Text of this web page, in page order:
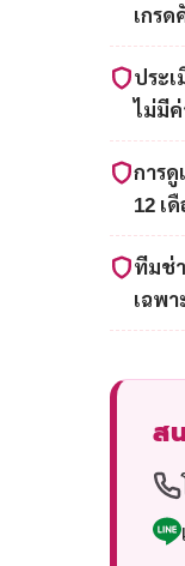
เกรด
ประ
ไม่มี
การ
12 เ
ทีมช่
เฉพา
ส